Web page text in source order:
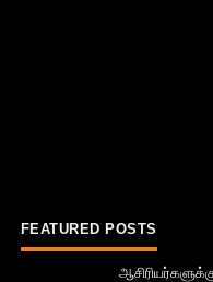
FEATURED POSTS